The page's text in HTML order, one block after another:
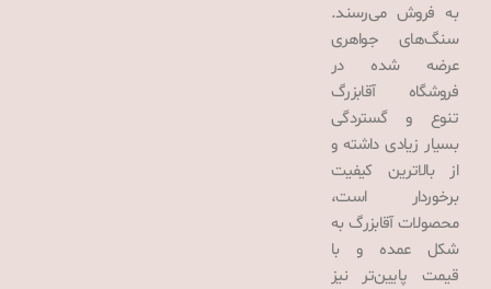
به فروش می‌رسند.
سنگ‌های جواهری
عرضه شده در
فروشگاه آقابزرگ
تنوع و گستردگی
بسیار زیادی داشته و
از بالاترین کیفیت
برخوردار است،
محصولات آقابزرگ به
شکل عمده و با
قیمت پایین‌تر نیز